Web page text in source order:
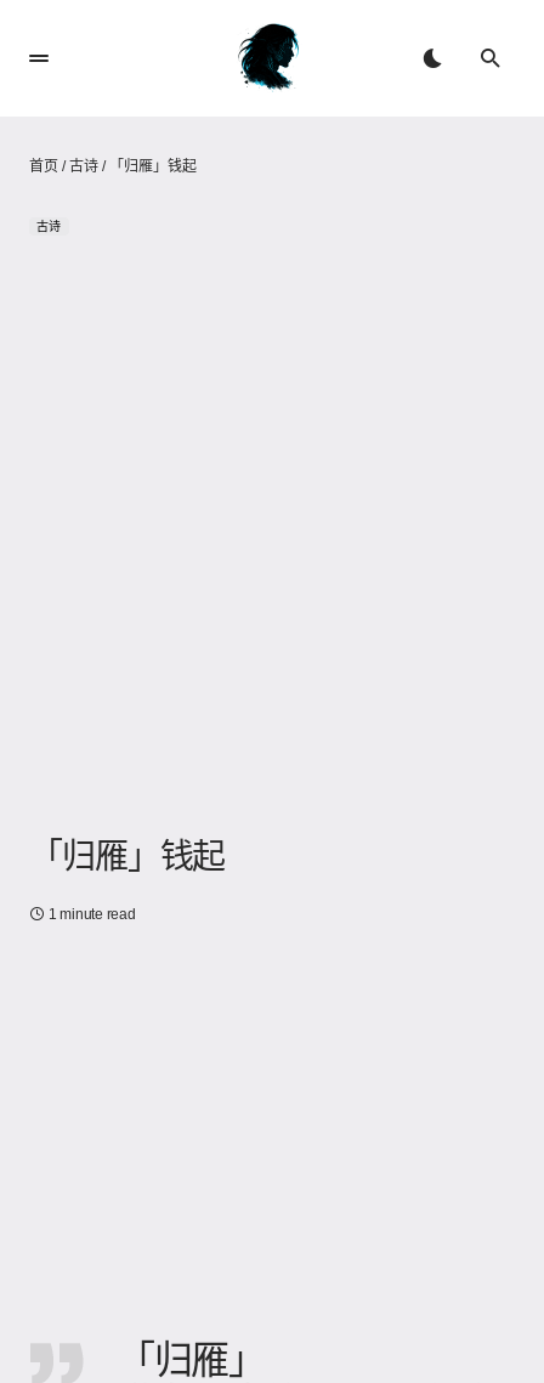
首页 /古诗 / 「归雁」钱起
古诗
「归雁」钱起
1 minute read
「归雁」